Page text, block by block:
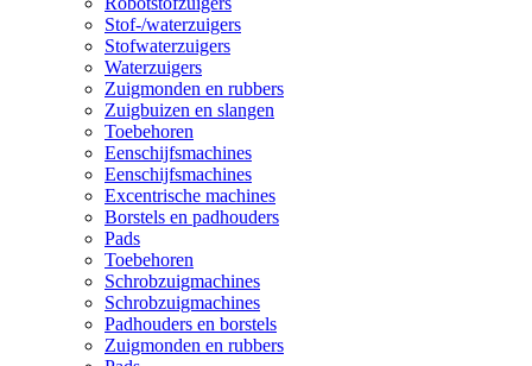
Stof-/waterzuigers
Stofwaterzuigers
Waterzuigers
Zuigmonden en rubbers
Zuigbuizen en slangen
Toebehoren
Eenschijfsmachines
Eenschijfsmachines
Excentrische machines
Borstels en padhouders
Pads
Toebehoren
Schrobzuigmachines
Schrobzuigmachines
Padhouders en borstels
Zuigmonden en rubbers